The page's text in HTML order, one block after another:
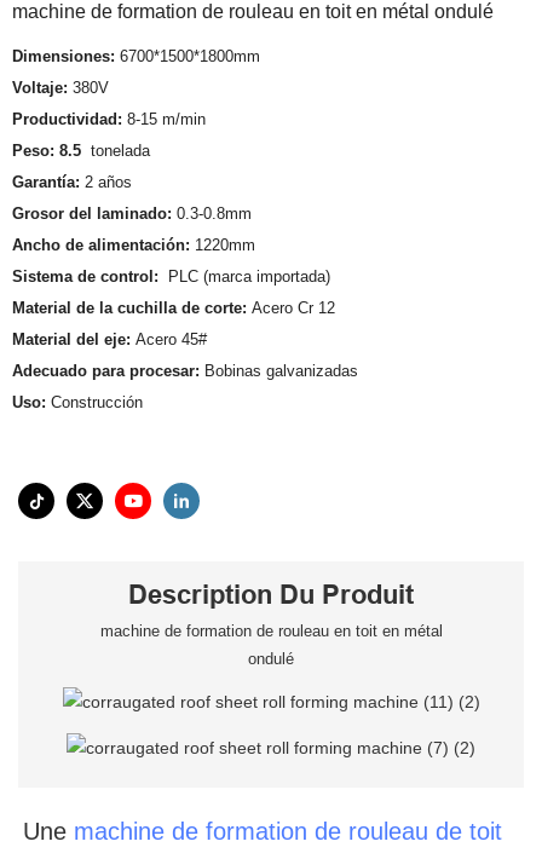
machine de formation de rouleau en toit en métal ondulé
Dimensiones: 6700*1500*1800mm
Voltaje: 380V
Productividad: 8-15 m/min
Peso: 8.5 tonelada
Garantía: 2 años
Grosor del laminado: 0.3-0.8mm
Ancho de alimentación: 1220mm
Sistema de control:
PLC (marca importada)
Material de la cuchilla de corte: Acero Cr 12
Material del eje: Acero 45#
Adecuado para procesar: Bobinas galvanizadas
Uso: Construcción
Description Du Produit
machine de formation de rouleau en toit en métal
ondulé
Une machine de formation de rouleau de toit